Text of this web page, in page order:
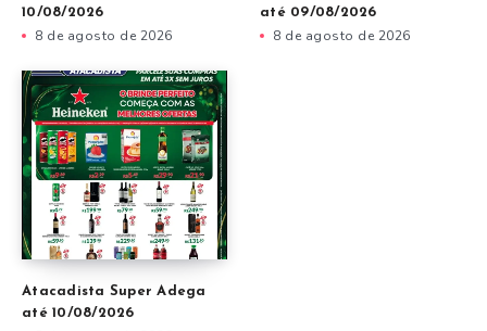
10/08/2026
8 de agosto de 2026
até 09/08/2026
8 de agosto de 2026
Atacadista Super Adega
até 10/08/2026